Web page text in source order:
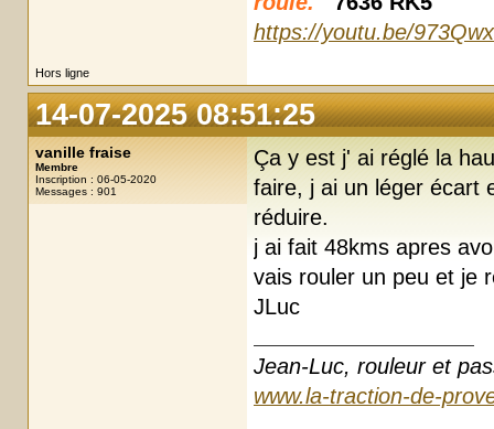
https://youtu.be/
Hors ligne
14-07-2025 08:51:25
vanille fraise
Membre
Inscription : 06-05-2020
Messages : 901
Ça y est j' ai réglé la
faire, j ai un léger écart
réduire.
j ai fait 48kms apres
vais rouler un peu et je
JLuc
Jean-Luc, rouleur et
www.la-traction-de-